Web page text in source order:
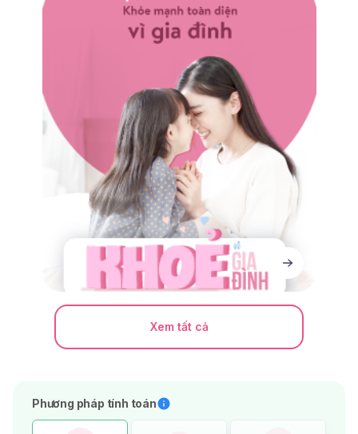
Xem tất cả
Phương pháp tính toán